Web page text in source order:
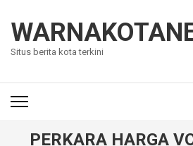
konten
(Tekan
Situs berita kota terkini
PERKARA HARGA